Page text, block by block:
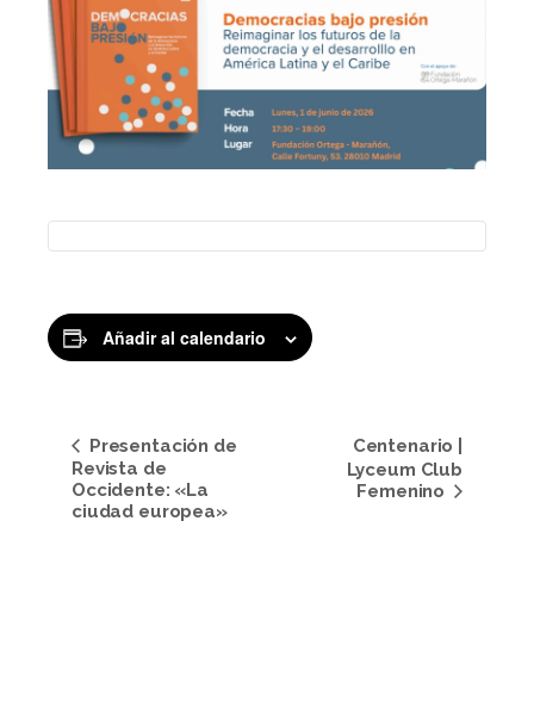
Añadir al calendario
Navegación
del
Evento
Presentación de
Revista de
Occidente: «La
ciudad europea»
Centenario |
Lyceum Club
Femenino